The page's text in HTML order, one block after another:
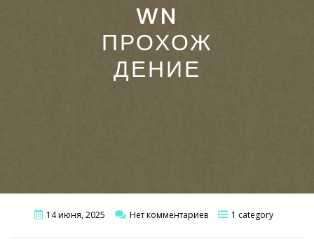
WN
ПРОХОЖ
ДЕНИЕ
14 июня, 2025 Нет комментариев 1 category